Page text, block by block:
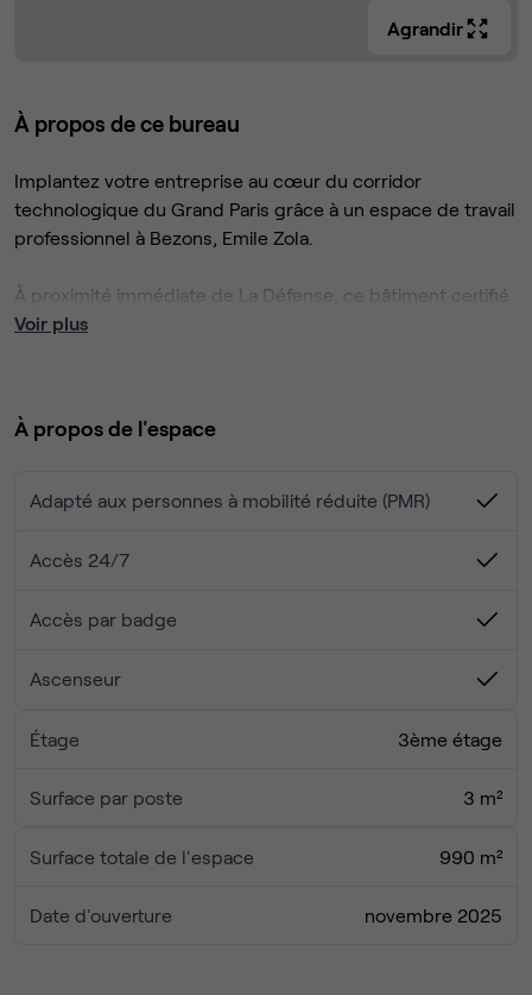
Agrandir
À propos de ce bureau
Implantez votre entreprise au cœur du corridor
technologique du Grand Paris grâce à un espace de travail
professionnel à Bezons, Emile Zola.
À proximité immédiate de La Défense, ce bâtiment certifié
WELL offre 990 m² alliant accessibilité (tramway T, 10 min
Regus Emile Zola propose des bureaux entièrement
réunion.
jusqu’à 10 personnes, cet emplacement s’adapte aussi
des conditions flexibles et des installations de premier
Voir plus
À propos de l'espace
Adapté aux personnes à mobilité réduite (PMR)
Accès 24/7
Accès par badge
Ascenseur
Étage 3ème étage
Surface par poste 3 m²
Surface totale de l'espace 990 m²
Date d'ouverture novembre 2025